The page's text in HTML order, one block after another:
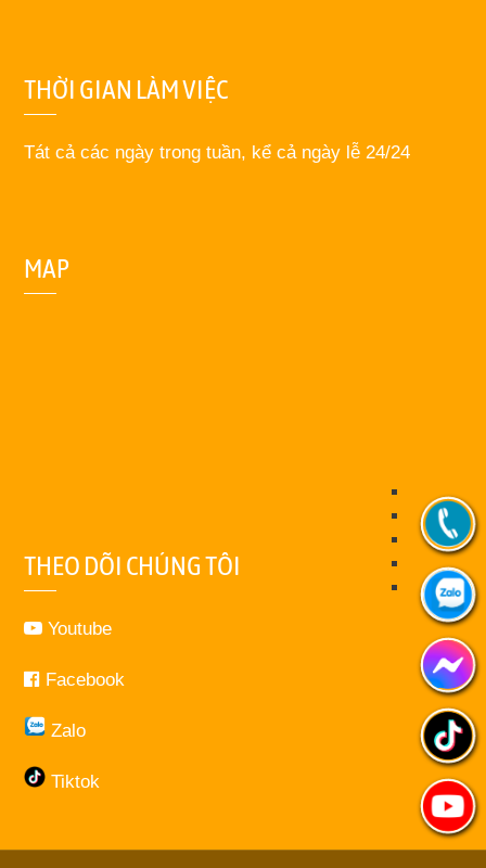
THỜI GIAN LÀM VIỆC
Tát cả các ngày trong tuần, kể cả ngày lễ 24/24
MAP
THEO DÕI CHÚNG TÔI
Youtube
Facebook
Zalo
Tiktok